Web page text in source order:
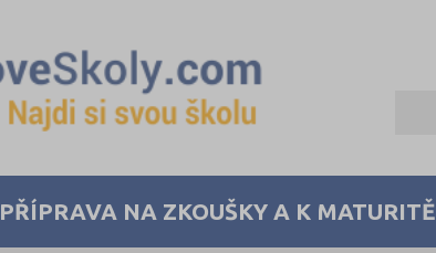
PŘÍPRAVA NA ZKOUŠKY A K MATURITĚ